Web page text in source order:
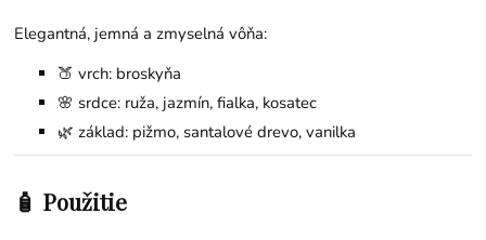
Elegantná, jemná a zmyselná vôňa:
🍑 vrch: broskyňa
🌸 srdce: ruža, jazmín, fialka, kosatec
🌿 základ: pižmo, santalové drevo, vanilka
🧴 Použitie